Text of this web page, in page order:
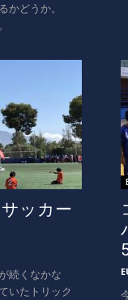
かどうか。
ッカー
続くなかな
いたトリック